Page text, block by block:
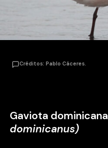
Créditos: Pablo Cáceres.
Gaviota dominicana
dominicanus)